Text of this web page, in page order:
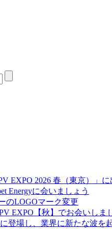
EXPO 2026 春（東京）」に
Energyに会いましょう
のLOGOマーク変更
EXPO【秋】でお会いしま
登場し、業界に新たな波を